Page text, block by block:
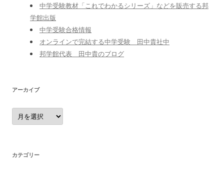
中学受験教材「これでわかるシリーズ」などを販売する邦
学館出版
中学受験合格情報
オンラインで完結する中学受験 田中貴社中
邦学館代表 田中貴のブログ
アーカイブ
ア
ー
カ
カテゴリー